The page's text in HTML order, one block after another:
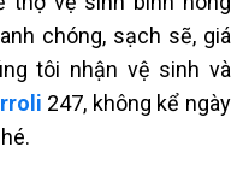
chóng, sạch sẽ, giá
tôi nhận vệ sinh và
247, không kể ngày